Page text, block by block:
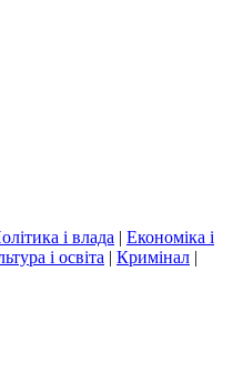
і влада | Економіка і
і освіта | Кримінал |